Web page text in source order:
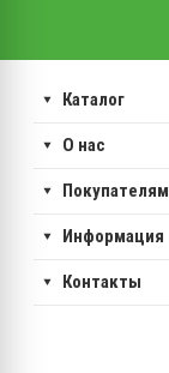
Каталог
О нас
Покупателям
Информация
Контакты